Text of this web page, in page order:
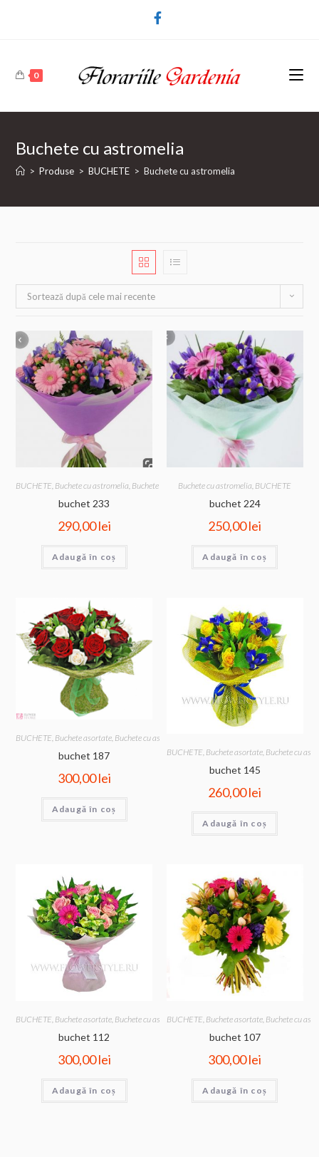
0
Buchete cu astromelia
> Produse > BUCHETE > Buchete cu astromelia
Sortează după cele mai recente
BUCHETE Buchete cu astromelia Buchete cu gerbera
buchet 233
290,00lei
Adaugă în coș
Buchete cu astromelia BUCHETE
buchet 224
250,00lei
Adaugă în coș
BUCHETE Buchete asortate Buchete cu astromelia
buchet 187
300,00lei
Adaugă în coș
BUCHETE, Buchete asortate, Buchete cu
buchet 145
260,00lei
Adaugă în coș
BUCHETE Buchete asortate Buchete cu astromelia,Buchete cu gerbera,Buchete cu
buchet 112
300,00lei
Adaugă în coș
BUCHETE Buchete asortate Buchete cu
buchet 107
300,00lei
Adaugă în coș